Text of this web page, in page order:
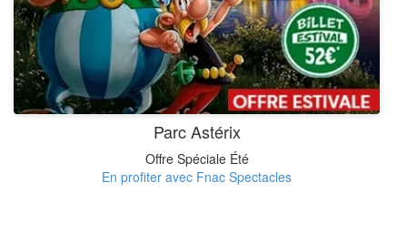
Parc Astérix
Offre Spéciale Été
En profiter avec Fnac Spectacles